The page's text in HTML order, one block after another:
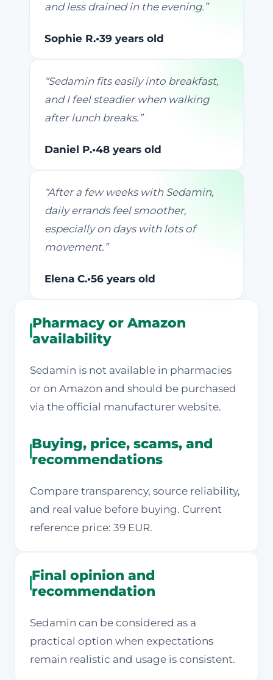
and less drained in the evening. ”
Sophie R.•39 years old
“Sedamin fits easily into breakfast,
and I feel steadier when walking
after lunch breaks. ”
Daniel P.•48 years old
“After a few weeks with Sedamin,
daily errands feel smoother,
especially on days with lots of
movement. ”
Elena C.•56 years old
Pharmacy or Amazon
availability
Sedamin is not available in pharmacies
or on Amazon and should be purchased
via the official manufacturer website.
Buying, price, scams, and
recommendations
Compare transparency, source reliability,
and real value before buying. Current
reference price: 39 EUR.
Final opinion and
recommendation
Sedamin can be considered as a
practical option when expectations
remain realistic and usage is consistent.